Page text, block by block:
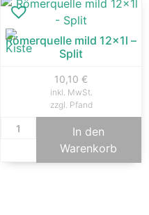
Römerquelle mild 12x1l –
Split
10,10 €
inkl. MwSt.
zzgl. Pfand
In den
Warenkorb